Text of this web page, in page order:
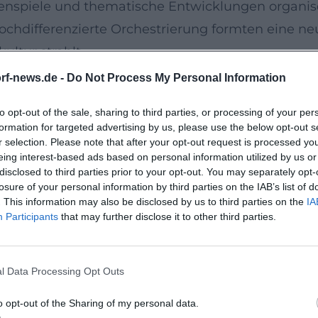
news.de - Do Not Process My Personal Information
opt-out of the sale, sharing to third parties, or processing of your
for targeted advertising by us, please use the below opt-out
selection. Please note that after your opt-out request is processed
interest-based ads based on personal information utilized by us
to third parties prior to your opt-out. You may separately
of your personal information by third parties on the IAB’s list of
This information may also be disclosed by us to third parties on the
Participants that may further disclose it to other third parties.
Data Processing Opt Outs
opt-out of the Sharing of my personal data.
und thematische Entwicklungen
Orchestrierung formten eine
strahlt.
Leidenschaft, Klangfarbenkunst
5 e-Moll und Nr. 6 h-Moll „Pathétique“ –
Ambition, rhythmische Motorik,
und zugleich große Bögen spannt. Das
Finale, gehört zu den meistgespielten
oder die „Ouvertüre 1812“ zeigen
Schlagkraft mit szenischer
und Entladung – ein Markenzeichen seiner
Orchestrierung
und farbreicher Instrumentation. In der
um emotionale Wärme mit tragischer